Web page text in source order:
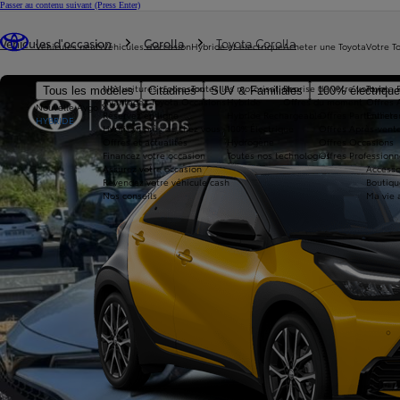
Passer au contenu suivant (Press Enter)
Véhicules neufs
Tous les modèles Citadines SUV & Familiales 100%
Nouvelle Aygo X
HYBRIDE
Véhicules d'occasion
Nos voitures d'occasion
Avantages Toyota Occasions
Réservez en ligne
Livraison près de chez vous
Offres et actualités
Financez votre occasion
Assurez votre occasion
Revendez votre véhicule cash
Nos conseils
Hybride et électrique
Toutes les motorisations
Hybride
Toutes nos technologies
Acheter une Toyota
Reprise de votre voiture
Offres du moment
Offres Après-
Offres Occasions
Offres
Votre
Toyota
Offres
Ma vie
Véhicules d'occasion Corolla Toyota Corolla